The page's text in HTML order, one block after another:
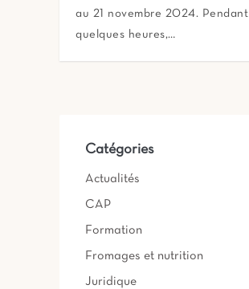
au 21 novembre 2024. Pendant
quelques heures,…
Catégories
Actualités
CAP
Formation
Fromages et nutrition
Juridique